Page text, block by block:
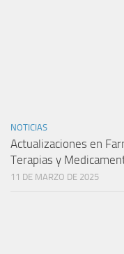
NOTICIAS
Actualizaciones en
Terapias y
11 DE MARZO DE 2025